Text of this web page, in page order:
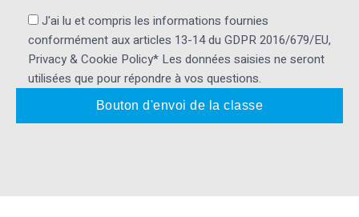
J'ai lu et compris les informations fournies
conformément aux articles 13-14 du GDPR 2016/679/EU,
Privacy & Cookie Policy* Les données saisies ne seront
utilisées que pour répondre à vos questions.